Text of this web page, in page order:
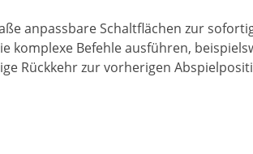
anpassbare Schaltflächen zur
komplexe Befehle ausführen,
Rückkehr zur vorherigen